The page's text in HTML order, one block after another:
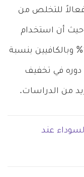
للتخلص من
حيث أن استخدام
كمادات مدعمة بفيتامين ك بنسبة 1% وبالكافيين بنسبة
في تخفيف
من الدراسات.
عند